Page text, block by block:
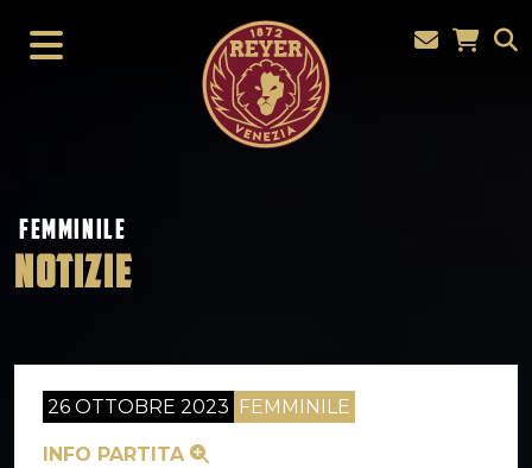
FEMMINILE
NOTIZIE
26 OTTOBRE 2023 FEMMINILE
INFO PARTITA